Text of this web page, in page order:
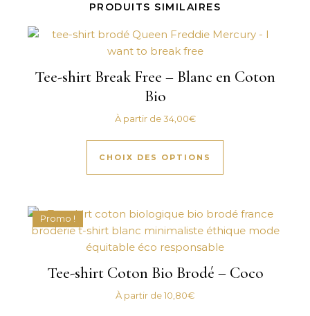
PRODUITS SIMILAIRES
Tee-shirt Break Free – Blanc en Coton
Bio
À partir de34,00€
CHOIX DES OPTIONS
Ce produit a
Promo !
Tee-shirt Coton Bio Brodé – Coco
À partir de10,80€